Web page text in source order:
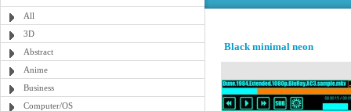
All
3D
Abstract
Anime
Business
Computer/OS
Black minimal neon